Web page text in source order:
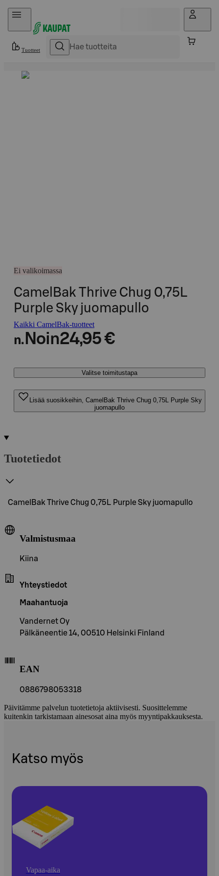
Hyppää sisältöön
Tuotteet
Ei valikoimassa
CamelBak Thrive Chug 0,75L
Purple Sky juomapullo
Kaikki CamelBak-tuotteet
n. Noin24,95 €
Valitse toimitustapa
Lisää suosikkeihin, CamelBak Thrive Chug 0,75L Purple Sky
juomapullo
Tuotetiedot
CamelBak Thrive Chug 0,75L Purple Sky juomapullo
Valmistusmaa
Kiina
Yhteystiedot
Maahantuoja
Vandernet Oy
Pälkäneentie 14, 00510 Helsinki Finland
EAN
0886798053318
Päivitämme palvelun tuotetietoja aktiivisesti. Suosittelemme
kuitenkin tarkistamaan ainesosat aina myös myyntipakkauksesta.
Katso myös
Vapaa-aika